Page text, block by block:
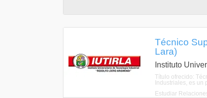
Técnico
Lara)
Instituto
Título ofrecido:
Industriales, es
Estudiar